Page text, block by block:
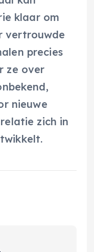
klaar om
vertrouwde
precies
ze over
nieuwe
zich in